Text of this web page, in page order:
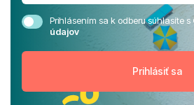
Prihlásením sa k odberu súhlasíte s
údajov